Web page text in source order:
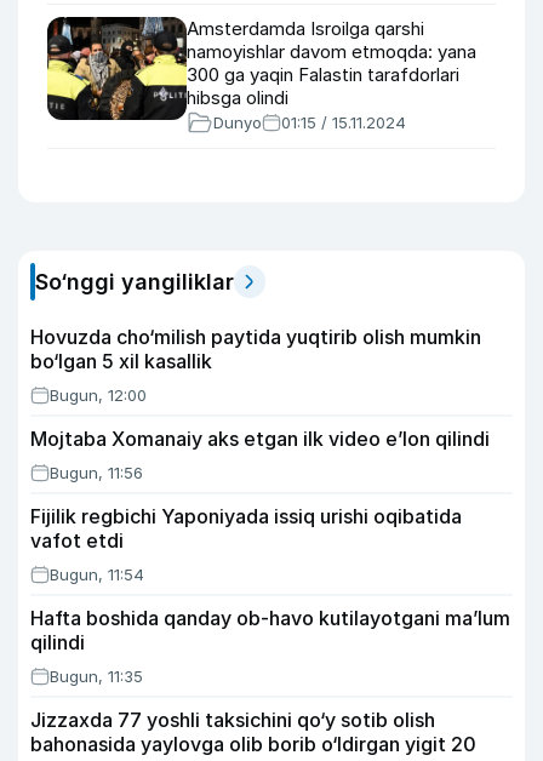
Amsterdamda Isroilga qarshi
namoyishlar davom etmoqda: yana
300 ga yaqin Falastin tarafdorlari
hibsga olindi
Dunyo 01:15 / 15.11.2024
So‘nggi yangiliklar
Hovuzda cho‘milish paytida yuqtirib olish mumkin
bo‘lgan 5 xil kasallik
Bugun, 12:00
Mojtaba Xomanaiy aks etgan ilk video e’lon qilindi
Bugun, 11:56
Fijilik regbichi Yaponiyada issiq urishi oqibatida
vafot etdi
Bugun, 11:54
Hafta boshida qanday ob-havo kutilayotgani ma’lum
qilindi
Bugun, 11:35
Jizzaxda 77 yoshli taksichini qo‘y sotib olish
bahonasida yaylovga olib borib o‘ldirgan yigit 20